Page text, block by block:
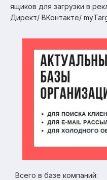
ящиков для загрузки в
Директ/ ВКонтакте/
Всего в базе компаний: